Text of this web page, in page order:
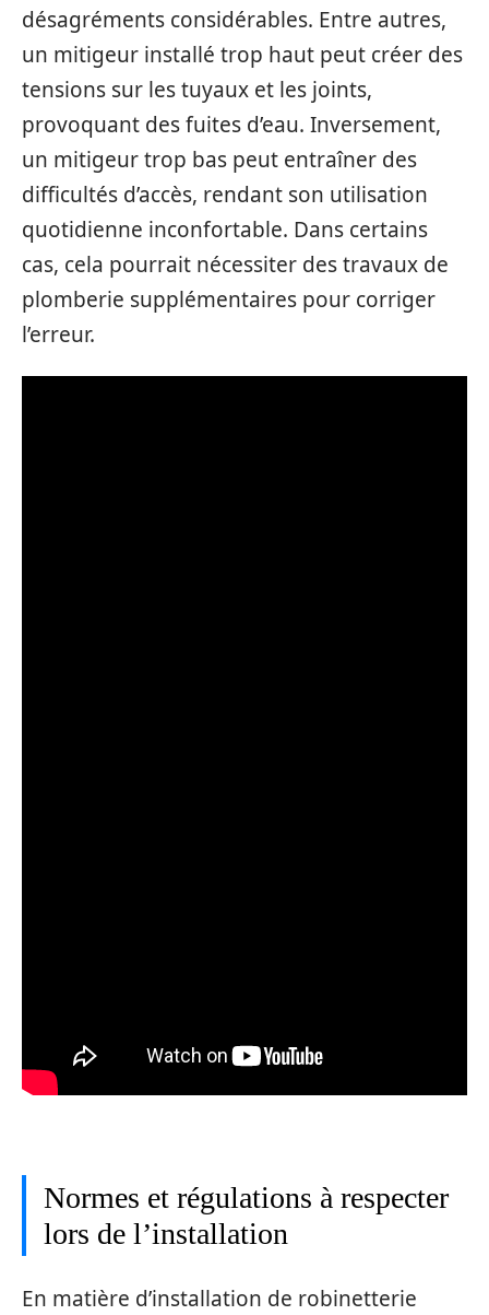
désagréments considérables. Entre autres,
un mitigeur installé trop haut peut créer des
tensions sur les tuyaux et les joints,
provoquant des fuites d’eau. Inversement,
un mitigeur trop bas peut entraîner des
difficultés d’accès, rendant son utilisation
quotidienne inconfortable. Dans certains
cas, cela pourrait nécessiter des travaux de
plomberie supplémentaires pour corriger
l’erreur.
Normes et régulations à respecter
lors de l’installation
En matière d’installation de robinetterie